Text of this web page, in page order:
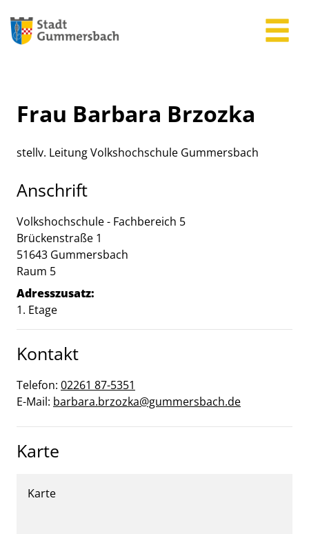
Frau Barbara Brzozka
stellv. Leitung Volkshochschule Gummersbach
Anschrift
Volkshochschule - Fachbereich 5
Brückenstraße 1
51643 Gummersbach
Raum 5
Adresszusatz:
1. Etage
Kontakt
Telefon: 02261 87-5351
E-Mail: barbara.brzozka@gummersbach.de
Karte
Karte